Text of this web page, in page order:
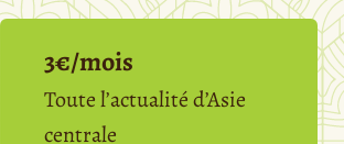
3€/mois
Toute l’actualité d’Asie
centrale